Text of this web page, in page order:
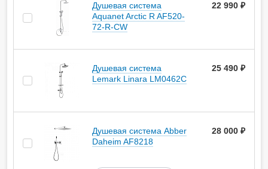
Душевая система
Aquanet Arctic R AF520-
72-R-CW
22 990
Душевая система
Lemark Linara LM0462C
25 490
Душевая система Abber
Daheim AF8218
28 000